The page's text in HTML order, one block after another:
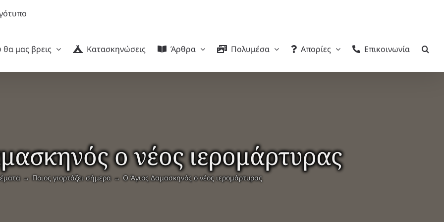
μας βρεις
Κατασκηνώσεις Άρθρα Πολυμέσα Απορίες Επικοινωνία
ο νέος ιερομάρτυρας
Ποιος γιορτάζει σήμερα Ο Άγιος Δαμασκηνός ο νέος ιερομάρτυρας